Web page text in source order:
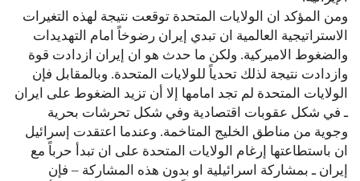
ومن المؤكد ان الولايات المتحدة توقعت نتيجة لهذه التغيرات
الاستراتيجية العالمية ان تبدي إيران رضوخاً امام التهديدات
والضغوط الاميركية. ولكن ما حدث هو ان إيران ازدادت قوة
وازدادت نتيجة لذلك تحدياً للولايات المتحدة. وبالمقابل فإن
الولايات المتحدة لم تجد امامها إلا أن تزيد الضغوط على ايران
ـ في شكل عقوبات اقتصادية وفي شكل تحرشات بحرية
وجوية من مناطق الخليج المتاخمة. وعندما اعتقدت إسرائيل
ان باستطاعتها إرغام الولايات المتحدة على ان تبدأ حرباً مع
إيران ـ بمشاركة اسرائيلية او بدون هذه المشاركة – فإن